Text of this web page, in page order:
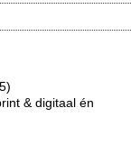
& digitaal én